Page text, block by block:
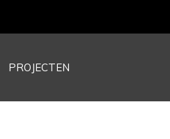
PROJECTEN